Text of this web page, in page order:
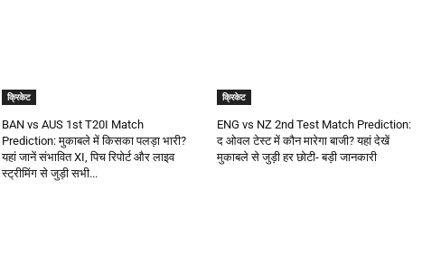
क्रिकेट
BAN vs AUS 1st T20I Match
Prediction: मुकाबले में किसका पलड़ा भारी?
यहां जानें संभावित XI, पिच रिपोर्ट और लाइव
स्ट्रीमिंग से जुड़ी सभी...
क्रिकेट
ENG vs NZ 2nd Test Match Prediction:
द ओवल टेस्ट में कौन मारेगा बाजी? यहां देखें
मुकाबले से जुड़ी हर छोटी- बड़ी जानकारी